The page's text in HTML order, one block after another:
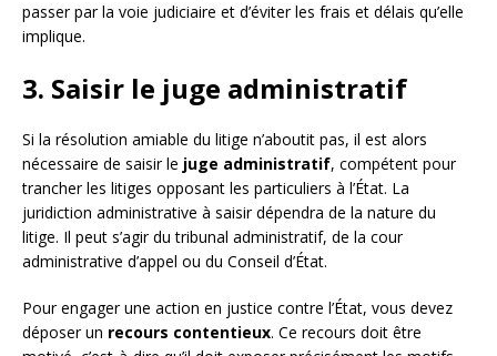
passer par la voie judiciaire et d’éviter les frais et délais qu’elle
implique.
3. Saisir le juge administratif
Si la résolution amiable du litige n’aboutit pas, il est alors
nécessaire de saisir le juge administratif, compétent pour
trancher les litiges opposant les particuliers à l’État. La
juridiction administrative à saisir dépendra de la nature du
litige. Il peut s’agir du tribunal administratif, de la cour
administrative d’appel ou du Conseil d’État.
Pour engager une action en justice contre l’État, vous devez
déposer un recours contentieux. Ce recours doit être